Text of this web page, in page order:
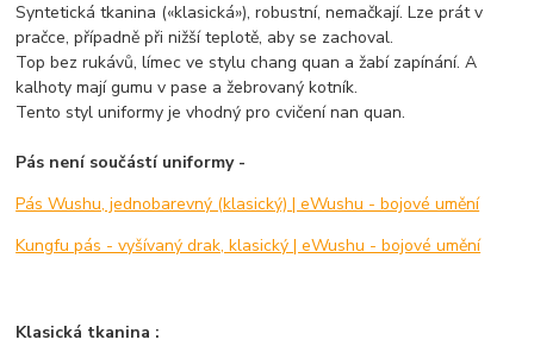
Syntetická tkanina («klasická»), robustní, nemačkají. Lze prát v
pračce, případně při nižší teplotě, aby se zachoval.
Top bez rukávů, límec ve stylu chang quan a žabí zapínání. A
kalhoty mají gumu v pase a žebrovaný kotník.
Tento styl uniformy je vhodný pro cvičení nan quan.
Pás není součástí uniformy -
Pás Wushu, jednobarevný (klasický) | eWushu - bojové umění
Kungfu pás - vyšívaný drak, klasický | eWushu - bojové umění
Klasická tkanina :